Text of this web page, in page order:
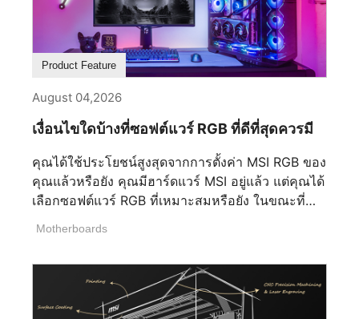
Product Feature
August 04,2026
เงื่อนไขใดบ้างที่ซอฟต์แวร์ RGB ที่ดีที่สุดควรมี
คุณได้ใช้ประโยชน์สูงสุดจากการตั้งค่า MSI RGB ของ
คุณแล้วหรือยัง คุณมีฮาร์ดแวร์ MSI อยู่แล้ว แต่คุณได้
เลือกซอฟต์แวร์ RGB ที่เหมาะสมหรือยัง ในขณะที่
สามารถช่วยให้คุณใช้ประโยชน์เต็มที่จากระบบนิเวศ
MSI หลีกเลี่ยงความซับซ้อนในการตั้งค่าที่ไม่จำเป็น
หรือแม้กระทั่งปรับปรุงประสิทธิภาพของเครื่อง
Motherboards